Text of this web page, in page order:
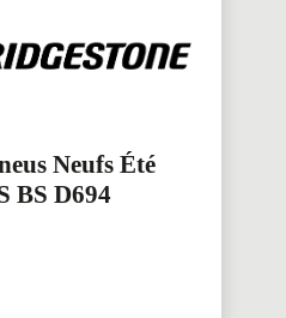
Neufs Été
BS D694